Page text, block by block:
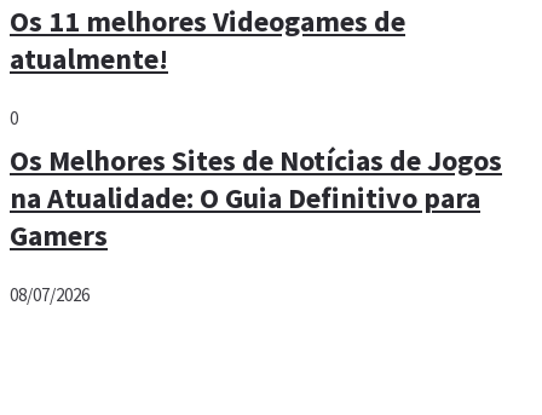
Os 11 melhores Videogames de
atualmente!
0
Os Melhores Sites de Notícias de Jogos
na Atualidade: O Guia Definitivo para
Gamers
08/07/2026